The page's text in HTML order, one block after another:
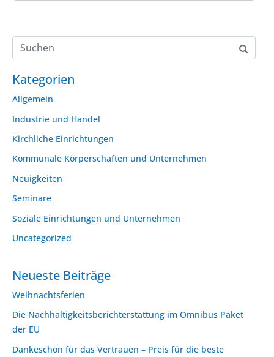
Kategorien
Allgemein
Industrie und Handel
Kirchliche Einrichtungen
Kommunale Körperschaften und Unternehmen
Neuigkeiten
Seminare
Soziale Einrichtungen und Unternehmen
Uncategorized
Neueste Beiträge
Weihnachtsferien
Die Nachhaltigkeitsberichterstattung im Omnibus Paket
der EU
Dankeschön für das Vertrauen – Preis für die beste